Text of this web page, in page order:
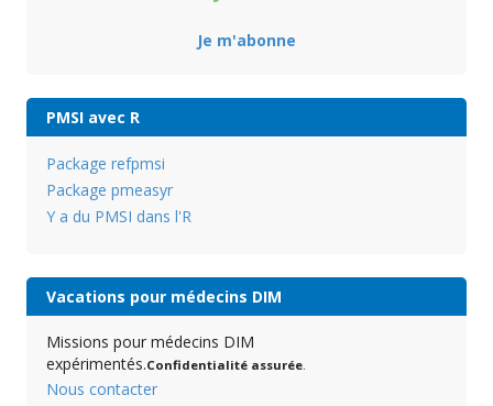
Je m'abonne
PMSI avec R
Package refpmsi
Package pmeasyr
Y a du PMSI dans l'R
Vacations pour médecins DIM
Missions pour médecins DIM
expérimentés.Confidentialité assurée.
Nous contacter